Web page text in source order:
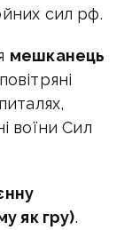
сил рф.
мешканець
воїни Сил
як гру).